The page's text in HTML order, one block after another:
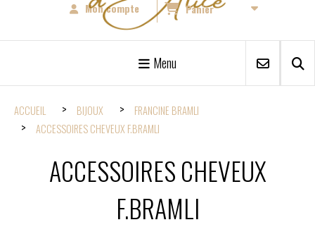
Mon compte Panier
Menu
ACCUEIL BIJOUX
FRANCINE BRAMLI
ACCESSOIRES CHEVEUX F.BRAMLI
ACCESSOIRES CHEVEUX
F.BRAMLI